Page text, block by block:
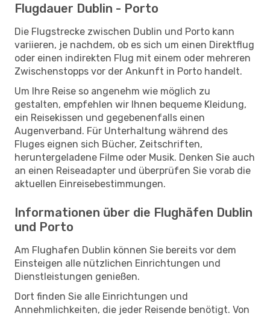
Flugdauer Dublin - Porto
Die Flugstrecke zwischen Dublin und Porto kann
variieren, je nachdem, ob es sich um einen Direktflug
oder einen indirekten Flug mit einem oder mehreren
Zwischenstopps vor der Ankunft in Porto handelt.
Um Ihre Reise so angenehm wie möglich zu
gestalten, empfehlen wir Ihnen bequeme Kleidung,
ein Reisekissen und gegebenenfalls einen
Augenverband. Für Unterhaltung während des
Fluges eignen sich Bücher, Zeitschriften,
heruntergeladene Filme oder Musik. Denken Sie auch
an einen Reiseadapter und überprüfen Sie vorab die
aktuellen Einreisebestimmungen.
Informationen über die Flughäfen Dublin
und Porto
Am Flughafen Dublin können Sie bereits vor dem
Einsteigen alle nützlichen Einrichtungen und
Dienstleistungen genießen.
Dort finden Sie alle Einrichtungen und
Annehmlichkeiten, die jeder Reisende benötigt. Von